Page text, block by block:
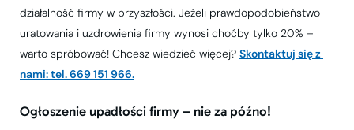
działalność firmy w przyszłości. Jeżeli prawdopodobieństwo
uratowania i uzdrowienia firmy wynosi choćby tylko 20% –
warto spróbować! Chcesz wiedzieć więcej? Skontaktuj się z
nami: tel. 669 151 966.
Ogłoszenie upadłości firmy – nie za późno!